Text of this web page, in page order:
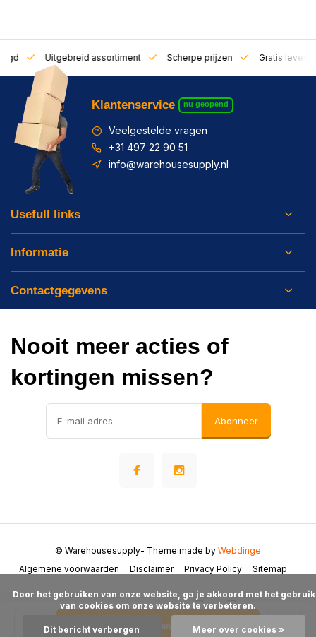
Toevoegen aan winkelwagen
Uitgebreid assortiment Scherpe prijzen Gratis
Klantenservice nu geopend
Veelgestelde vragen
+31 497 22 90 51
info@warehousesupply.nl
Usefull links
Informatie
Contactgegevens
Nooit meer acties of
kortingen missen?
Abonneer
Algemene voorwaarden Disclaimer Privacy Policy Sitemap
© Warehousesupply- Theme made by Webdinge
van cookies om onze website te verbeteren.
Dit bericht verbergen Meer over cookies »